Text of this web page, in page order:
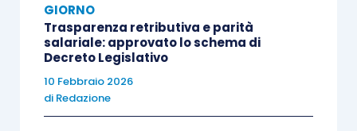
GIORNO
Trasparenza retributiva e parità
salariale: approvato lo schema di
Decreto Legislativo
10 Febbraio 2026
di Redazione